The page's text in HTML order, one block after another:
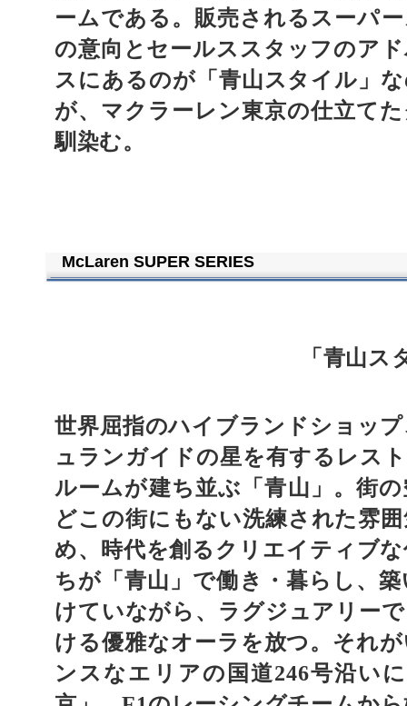
ームである。販売されるスーパ
の意向とセールススタッフのア
スにあるのが「青山スタイル」
が、マクラーレン東京の仕立て
馴染む。
McLaren SUPER SERIES
「青山
世界屈指のハイブランドショッ
ュランガイドの星を有するレス
ルームが建ち並ぶ「青山」。街
どこの街にもない洗練された雰
め、時代を創るクリエイティブ
ちが「青山」で働き・暮らし、
けていながら、ラグジュアリー
ける優雅なオーラを放つ。それ
ンスなエリアの国道246号沿い